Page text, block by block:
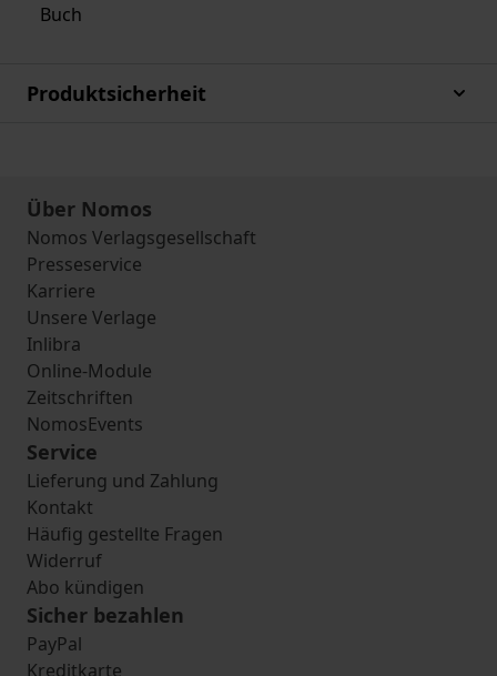
Buch
Produktsicherheit
Über Nomos
Nomos Verlagsgesellschaft
Presseservice
Karriere
Unsere Verlage
Inlibra
Online-Module
Zeitschriften
NomosEvents
Service
Lieferung und Zahlung
Kontakt
Häufig gestellte Fragen
Widerruf
Abo kündigen
Sicher bezahlen
PayPal
Kreditkarte